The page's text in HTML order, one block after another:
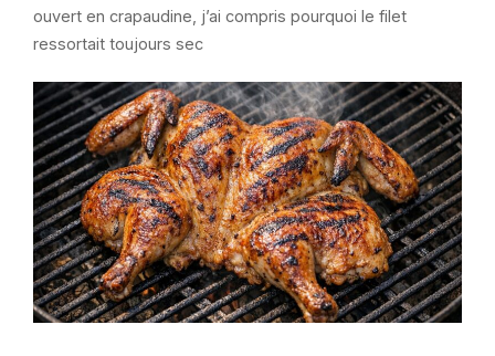
ouvert en crapaudine, j’ai compris pourquoi le filet
ressortait toujours sec